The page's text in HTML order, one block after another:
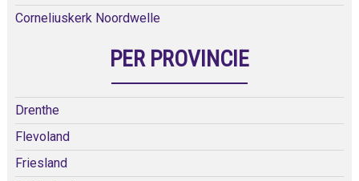
Corneliuskerk Noordwelle
PER PROVINCIE
Drenthe
Flevoland
Friesland